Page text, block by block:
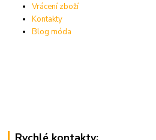
Vrácení zboží
Kontakty
Blog móda